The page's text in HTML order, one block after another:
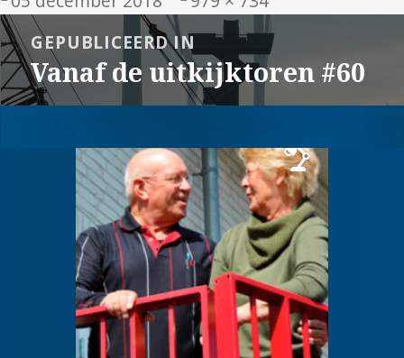
op
grootte
Bericht
navigatieGEPUBLICEERD IN
Vanaf de uitkijktoren #60